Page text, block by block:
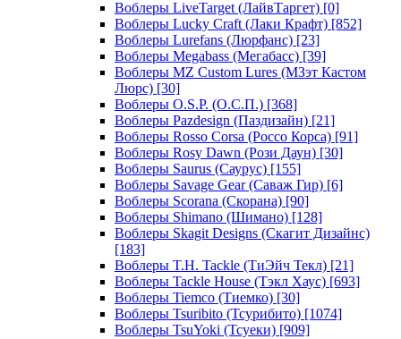
Воблеры LiveTarget (ЛайвТаргет) [0]
Воблеры Lucky Craft (Лаки Крафт) [852]
Воблеры Lurefans (Люрфанс) [23]
Воблеры Megabass (Мегабасс) [39]
Воблеры MZ Custom Lures (МЗэт Кастом
Люрс) [30]
Воблеры O.S.P. (О.С.П.) [368]
Воблеры Pazdesign (Паздизайн) [21]
Воблеры Rosso Corsa (Россо Корса) [91]
Воблеры Rosy Dawn (Рози Даун) [30]
Воблеры Saurus (Саурус) [155]
Воблеры Savage Gear (Саваж Гир) [6]
Воблеры Scorana (Скорана) [90]
Воблеры Shimano (Шимано) [128]
Воблеры Skagit Designs (Скагит Дизайнс)
[183]
Воблеры T.H. Tackle (ТиЭйч Текл) [21]
Воблеры Tackle House (Тэкл Хаус) [693]
Воблеры Tiemco (Тиемко) [30]
Воблеры Tsuribito (Тсурибито) [1074]
Воблеры TsuYoki (Тсуеки) [909]